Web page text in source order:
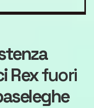
Rexfuori